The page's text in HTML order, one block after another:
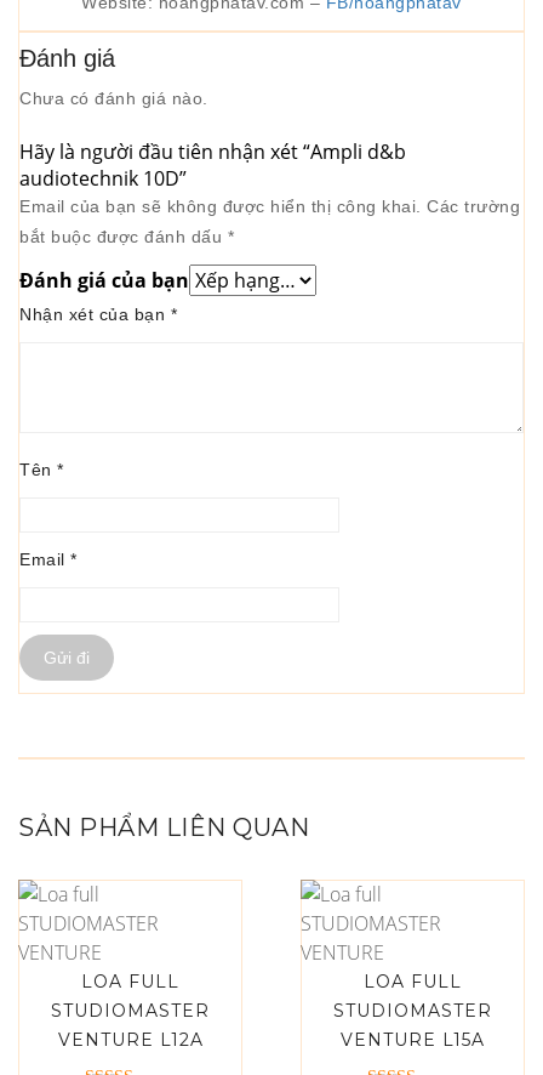
Đánh giá
Chưa có đánh giá nào.
Hãy là người đầu tiên nhận xét “Ampli d&b
audiotechnik 10D”
Email của bạn sẽ không được hiển thị công khai. Các trường
bắt buộc được đánh dấu *
Đánh giá của bạn
Nhận xét của bạn *
Tên *
Email *
SẢN PHẨM LIÊN QUAN
LOA FULL
STUDIOMASTER
VENTURE L12A
LOA FULL
STUDIOMASTER
VENTURE L15A